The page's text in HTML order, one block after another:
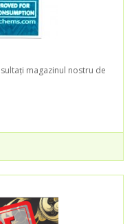
magazinul nostru de